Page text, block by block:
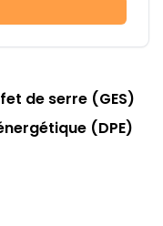
de serre (GES)
(DPE)